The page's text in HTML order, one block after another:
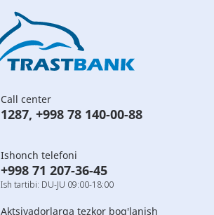
Call center
1287, +998 78 140-00-88
Ishonch telefoni
+998 71 207-36-45
Ish tartibi: DU-JU 09:00-18:00
Aktsiyadorlarga tezkor bog'lanish